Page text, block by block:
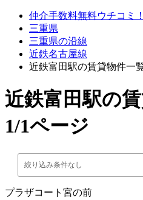
仲介手数料無料ウチコミ
三重県
三重県の沿線
近鉄名古屋線
近鉄富田駅の賃貸物件一
近鉄富田駅の
1/1ページ
絞り込み条件なし
プラザコート宮の前